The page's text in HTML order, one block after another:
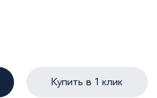
Купить в 1 клик